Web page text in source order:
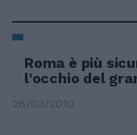
Roma è più
l'occhio del
26/03/2010